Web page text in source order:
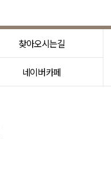
찾아오시는길
네이버카페